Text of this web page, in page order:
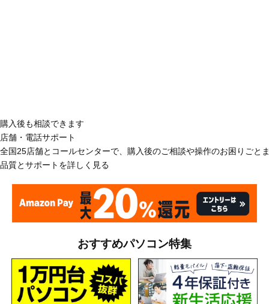
購入後も相談できます
店舗・電話サポート
全国25店舗とコールセンターで、購入後のご相談や操作のお困りごと
品質とサポートを詳しく見る
おすすめパソコン特集